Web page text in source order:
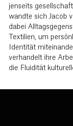
jenseits
wandte sich Jacob
dabei
Textilien, um
Identität
verhandelt ihre
die Fluidität